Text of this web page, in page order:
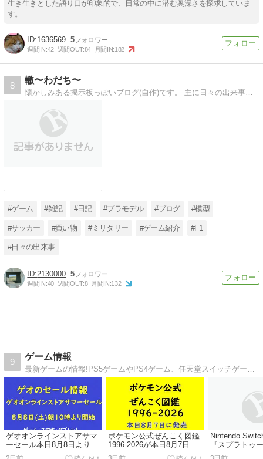
生き生きとした語り口が印象的で、日常の中に潜む奥深さを探求していま
す。
1636569 5
週間IN:42 週間OUT:84 月間IN:182
8
轍〜わだち〜
#ゲーム #雑記 #日記 #プラモデル #ブログ #模型
#サッカー #買い物 #ミリタリー #ゲーム紹介 #F1
#日々の出来事
2130000 5
週間IN:40 週間OUT:8 月間IN:132
9
ゲーム情報
ゲオオンラインストアサマ
ーセール本日8月8日より開
始！ゲームのセール内容！
ポケモン公式ぜんこく図鑑
1996-2026が本日8月7日に
発売📚1025匹のポケモンを
Nintendo
『スプラトゥ
ス』アップデ